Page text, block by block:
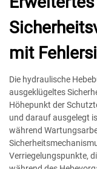
mit
Die hydraulische
ausgeklügeltes
Höhepunkt der
und darauf ausgelegt
während
Verriegelungspunkte,